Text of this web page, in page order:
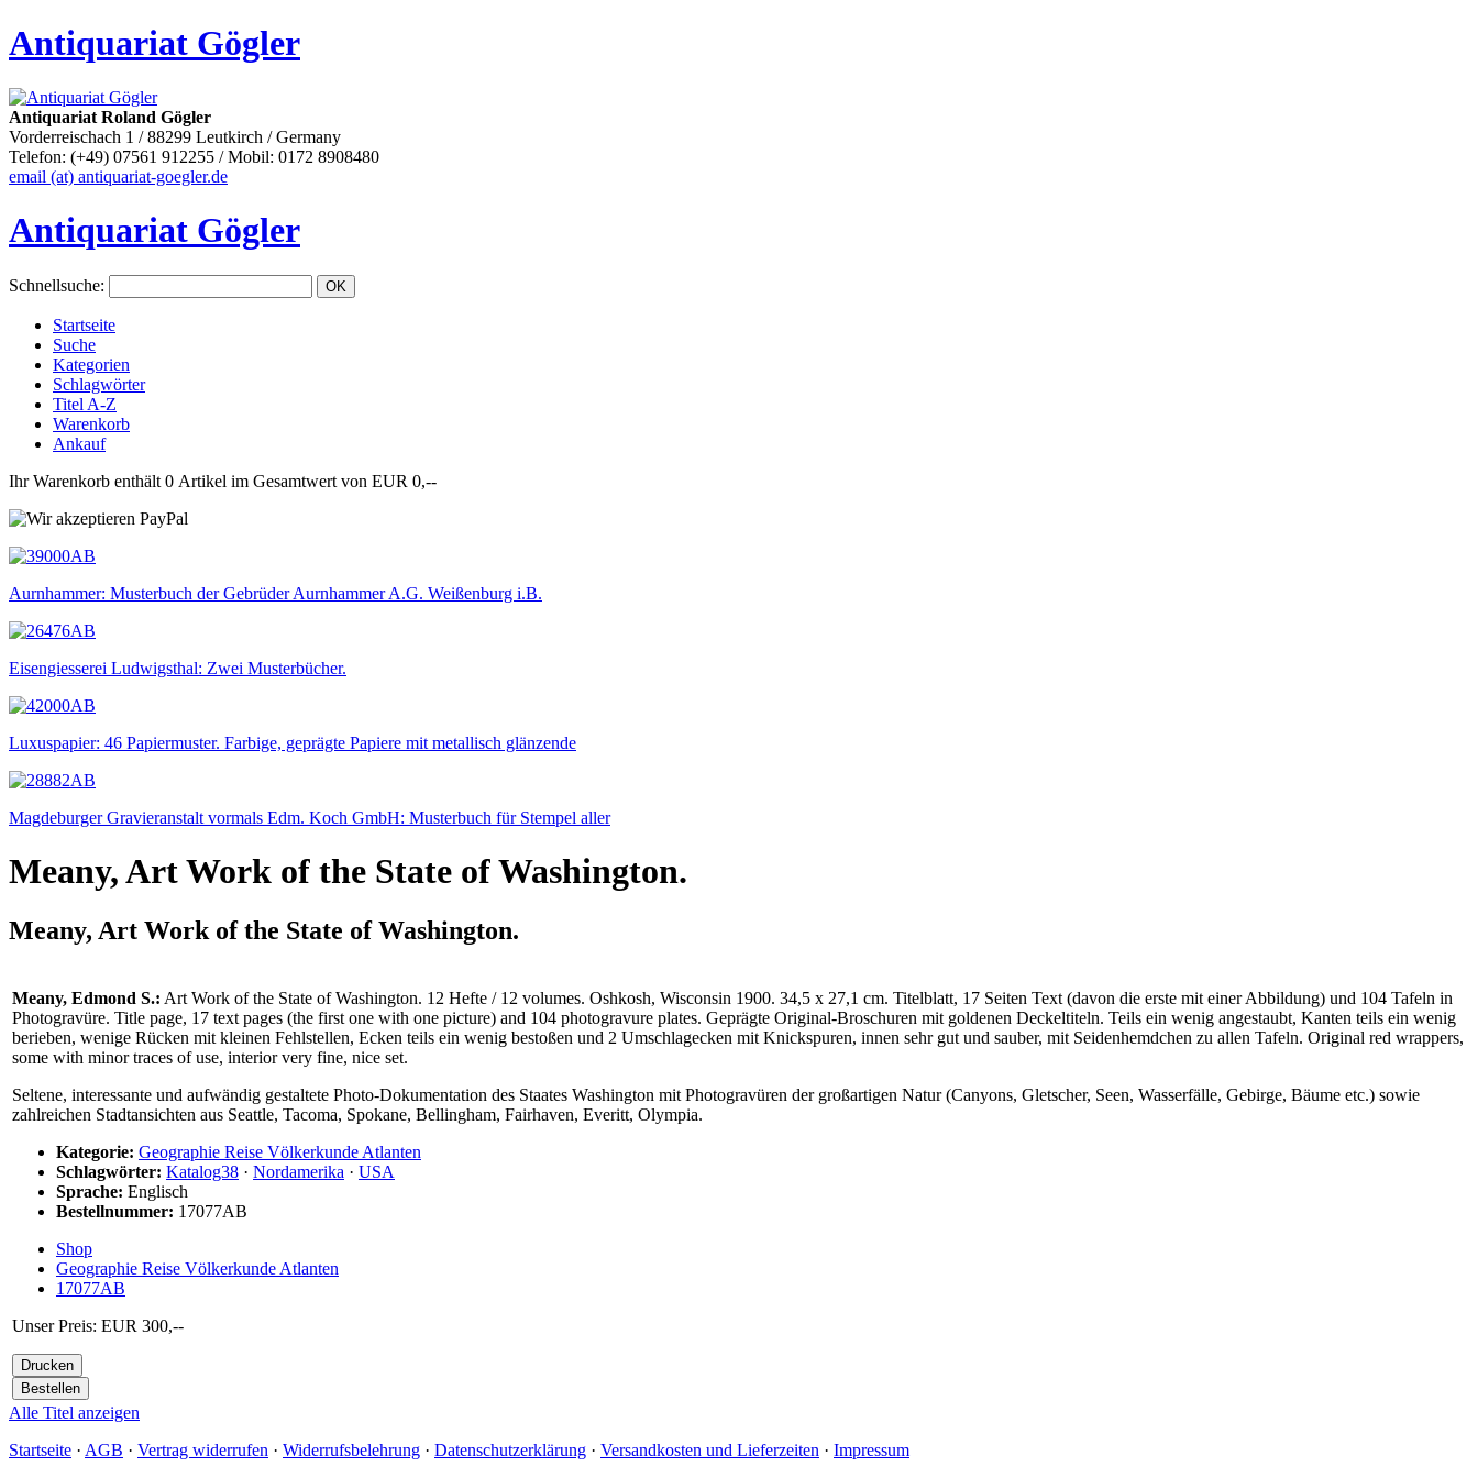
Antiquariat Gögler
Antiquariat Roland Gögler
Vorderreischach 1 / 88299 Leutkirch / Germany
Telefon: (+49) 07561 912255 / Mobil: 0172 8908480
email (at) antiquariat-goegler.de
Antiquariat Gögler
Schnellsuche:
Startseite
Suche
Kategorien
Schlagwörter
Titel A-Z
Warenkorb
Ankauf
Ihr Warenkorb enthält 0 Artikel im Gesamtwert von EUR 0,--
Aurnhammer: Musterbuch der Gebrüder Aurnhammer A.G. Weißenburg i.B.
Eisengiesserei Ludwigsthal: Zwei Musterbücher.
Luxuspapier: 46 Papiermuster. Farbige, geprägte Papiere mit metallisch glänzende
Magdeburger Gravieranstalt vormals Edm. Koch GmbH: Musterbuch für Stempel aller
Meany, Art Work of the State of Washington.
Meany, Art Work of the State of Washington.
Meany, Edmond S.: Art Work of the State of Washington. 12 Hefte / 12 volumes. Oshkosh, Wisconsin 1900. 34,5 x 27,1 cm. Titelblatt, 17 Seiten Text (davon die erste mit einer Abbildung) und 104 Tafeln in
Photogravüre. Title page, 17 text pages (the first one with one picture) and 104 photogravure plates. Geprägte Original-Broschuren mit goldenen Deckeltiteln. Teils ein wenig angestaubt, Kanten teils ein wenig
berieben, wenige Rücken mit kleinen Fehlstellen, Ecken teils ein wenig bestoßen und 2 Umschlagecken mit Knickspuren, innen sehr gut und sauber, mit Seidenhemdchen zu allen Tafeln. Original red wrappers,
some with minor traces of use, interior very fine, nice set.
Seltene, interessante und aufwändig gestaltete Photo-Dokumentation des Staates Washington mit Photogravüren der großartigen Natur (Canyons, Gletscher, Seen, Wasserfälle, Gebirge, Bäume etc.) sowie
zahlreichen Stadtansichten aus Seattle, Tacoma, Spokane, Bellingham, Fairhaven, Everitt, Olympia.
Kategorie: Geographie Reise Völkerkunde Atlanten
Schlagwörter: Katalog38 · Nordamerika · USA
Sprache: Englisch
Bestellnummer: 17077AB
Shop
Geographie Reise Völkerkunde Atlanten
17077AB
Unser Preis: EUR 300,--
Alle Titel anzeigen
Startseite · AGB · Vertrag widerrufen · Widerrufsbelehrung · Datenschutzerklärung · Versandkosten und Lieferzeiten · Impressum